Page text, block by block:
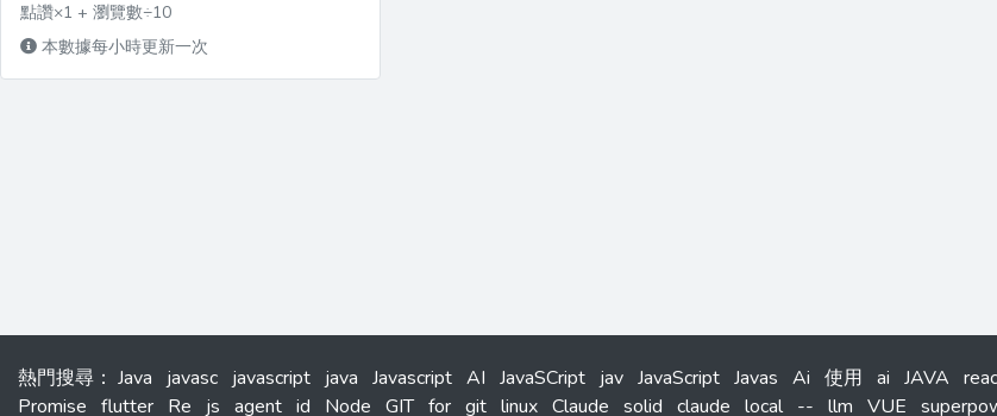
點讚×1 + 瀏覽數÷10
本數據每小時更新一次
熱門搜尋 ： Java javasc javascript java Javascript AI JavaSCript jav JavaScript Javas Ai 使用 ai JAVA
Promise flutter Re js agent id Node GIT for git linux Claude solid claude local -- llm VUE